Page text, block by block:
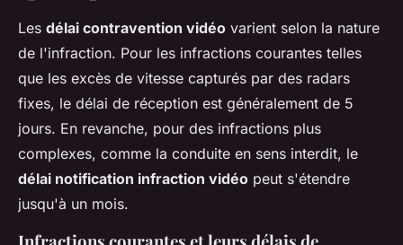
Les délai contravention vidéo varient selon la nature
de l'infraction. Pour les infractions courantes telles
que les excès de vitesse capturés par des radars
fixes, le délai de réception est généralement de 5
jours. En revanche, pour des infractions plus
complexes, comme la conduite en sens interdit, le
délai notification infraction vidéo peut s'étendre
jusqu'à un mois.